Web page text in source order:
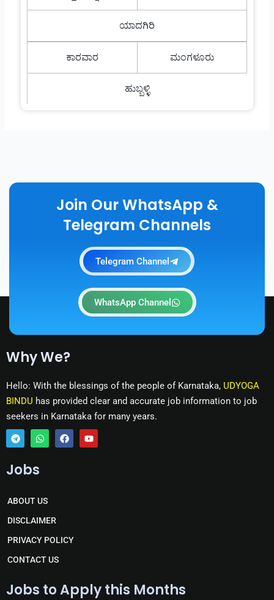
ಯಾದಗಿರಿ
ಕಾರವಾರ ಮಂಗಳೂರು
ಹುಬ್ಬಳ್ಳಿ
Join Our WhatsApp &
Telegram Channels
Telegram Channel
WhatsApp Channel
Why We?
Hello: With the blessings of the people of Karnataka, UDYOGA
BINDU has provided clear and accurate job information to job
seekers in Karnataka for many years.
T
l
r
a
m
W
a
a
p
p
F Y
Jobs
ABOUT US
DISCLAIMER
PRIVACY POLICY
CONTACT US
Jobs to Apply this Months